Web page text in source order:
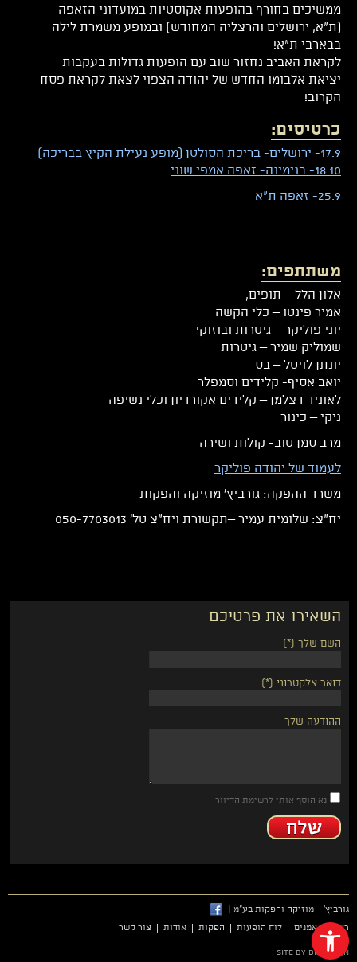
פתח סרגל נגישות
ממשיכים בחורף בהופעות אקוסטיות במועדוני הזאפה
(ת"א, ירושלים והרצליה המחודש) ובמופע משמרת לילה
בבארבי ת"א!
לקראת האביב נחזור שוב עם הופעות גדולות בעקבות
יציאת אלבומו החדש של יהודה הצפוי לצאת לקראת פסח
הקרוב!
כרטיסים:
17.9- ירושלים- בריכת הסולטן (מופע נעילת הקיץ בבריכה)
18.10- בנימינה- זאפה אמפי שוני
25.9- זאפה ת"א
משתתפים:
אלון הלל – תופים,
אמיר פינטו – כלי הקשה
יוני פוליקר – גיטרות ובוזוקי
שמוליק שמיר – גיטרות
יונתן לויטל – בס
יואב אסיף- קלידים וסמפלר
לאוניד דצלמן – קלידים אקורדיון וכלי נשיפה
ניקי – כינור
מרב סמן טוב- קולות ושירה
לעמוד של יהודה פוליקר
משרד ההפקה: גורביץ' מוזיקה והפקות
יח"צ: שלומית עמיר –תקשורת ויח"צ טל' 050-7703013
השאירו את פרטיכם
השם שלך (*)
דואר אלקטרוני (*)
ההודעה שלך
נא הוסף אותי לרשימת הדיוור
גורביץ' – מוזיקה והפקות בע"מ |
ראשי
אמנים לוח הופעות הפקות אודות צור קשר
site by dmdesign